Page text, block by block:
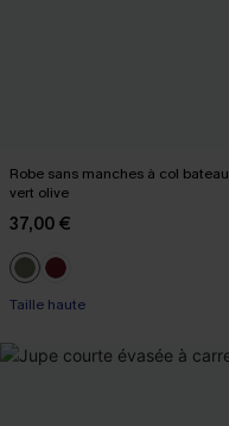
Robe sans manches à col bateau
vert olive
37,00 €
Taille haute